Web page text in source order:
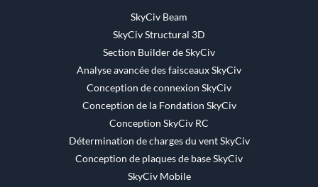
SkyCiv Beam
SkyCiv Structural 3D
Section Builder de SkyCiv
Analyse avancée des faisceaux SkyCiv
Conception de connexion SkyCiv
Conception de la Fondation SkyCiv
Conception SkyCiv RC
Détermination de charges du vent SkyCiv
Conception de plaques de base SkyCiv
SkyCiv Mobile